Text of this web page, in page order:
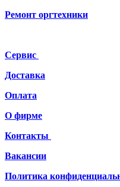
Ремонт оргтехники
Сервис
Доставка
Оплата
О фирме
Контакты
Вакансии
Политика